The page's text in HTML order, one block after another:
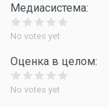
Медиасистема:
No votes yet
Оценка в целом:
No votes yet